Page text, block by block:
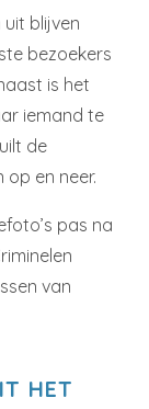
blijven
bezoekers
is het
iemand te
de
op en neer.
pas na
van
HET